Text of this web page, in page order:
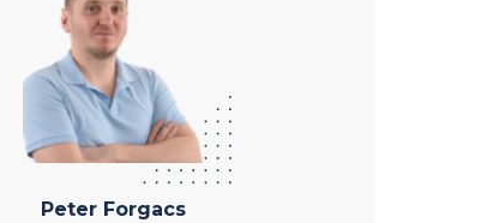
Peter Forgacs